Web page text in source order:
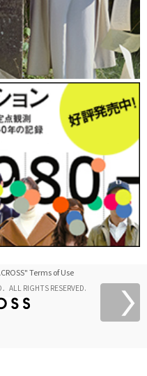
Terms of Use
ALL RIGHTS RESERVED.